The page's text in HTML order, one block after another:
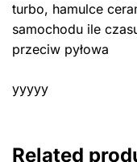
turbo, hamulce
samochodu ile
przeciw pyłowa
yyyyy
Related